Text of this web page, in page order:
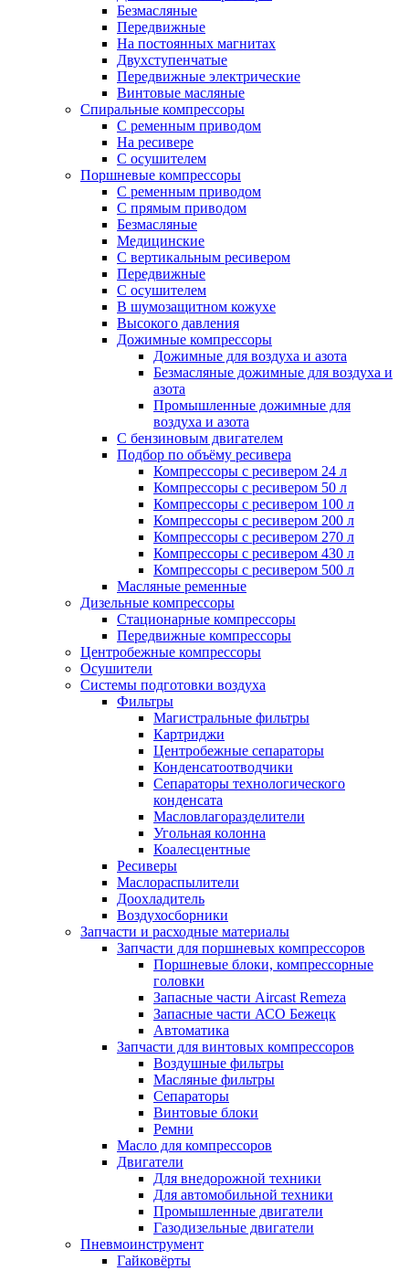
Безмасляные
Передвижные
На постоянных магнитах
Двухступенчатые
Передвижные электрические
Винтовые масляные
Спиральные компрессоры
С ременным приводом
На ресивере
С осушителем
Поршневые компрессоры
С ременным приводом
С прямым приводом
Безмасляные
Медицинские
С вертикальным ресивером
Передвижные
С осушителем
В шумозащитном кожухе
Высокого давления
Дожимные компрессоры
Дожимные для воздуха и азота
Безмасляные дожимные для воздуха и
азота
Промышленные дожимные для
воздуха и азота
С бензиновым двигателем
Подбор по объёму ресивера
Компрессоры с ресивером 24 л
Компрессоры с ресивером 50 л
Компрессоры с ресивером 100 л
Компрессоры с ресивером 200 л
Компрессоры с ресивером 270 л
Компрессоры с ресивером 430 л
Компрессоры с ресивером 500 л
Масляные ременные
Дизельные компрессоры
Стационарные компрессоры
Передвижные компрессоры
Центробежные компрессоры
Осушители
Системы подготовки воздуха
Фильтры
Магистральные фильтры
Картриджи
Центробежные сепараторы
Конденсатоотводчики
Сепараторы технологического
конденсата
Масловлагоразделители
Угольная колонна
Коалесцентные
Ресиверы
Маслораспылители
Доохладитель
Воздухосборники
Запчасти и расходные материалы
Запчасти для поршневых компрессоров
Поршневые блоки, компрессорные
головки
Запасные части Aircast Remeza
Запасные части АСО Бежецк
Автоматика
Запчасти для винтовых компрессоров
Воздушные фильтры
Масляные фильтры
Сепараторы
Винтовые блоки
Ремни
Масло для компрессоров
Двигатели
Для внедорожной техники
Для автомобильной техники
Промышленные двигатели
Газодизельные двигатели
Пневмоинструмент
Гайковёрты